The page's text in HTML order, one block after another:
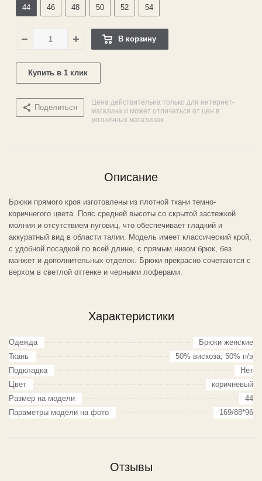
44 46 48 50 52 54
В корзину
Купить в 1 клик
Поделиться
Цена действительна только для интернет-
магазина и может отличаться от цен в
розничных магазинах
Описание
Брюки прямого кроя изготовлены из плотной ткани темно-
коричнегого цвета. Пояс средней высоты со скрытой застежкой
молния и отсутствием пуговиц, что обеспечивает гладкий и
аккуратный вид в области талии. Модель имеет классический крой,
с удобной посадкой по всей длине, с прямым низом брюк, без
манжет и дополнительных отделок. Брюки прекрасно сочетаются с
верхом в светлой оттенке и черными лоферами.
Характеристики
Одежда
Брюки женские
Ткань
50% вискоза; 50% п/э
Подкладка
Нет
Цвет
коричневый
Размер на модели
44
Параметры модели на фото
169/88*96
Отзывы